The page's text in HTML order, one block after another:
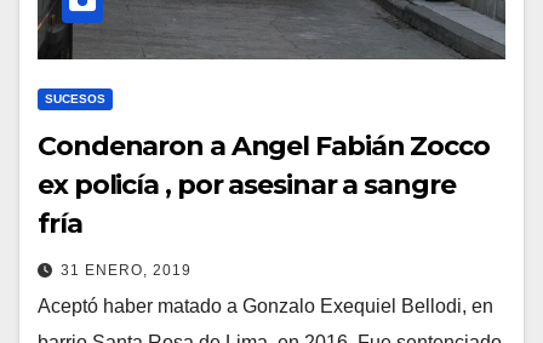
SUCESOS
Condenaron a Angel Fabián Zocco
ex policía , por asesinar a sangre
fría
31 ENERO, 2019
Aceptó haber matado a Gonzalo Exequiel Bellodi, en